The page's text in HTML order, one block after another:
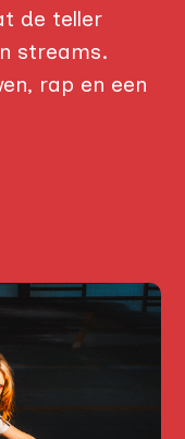
de teller
streams.
rap en een